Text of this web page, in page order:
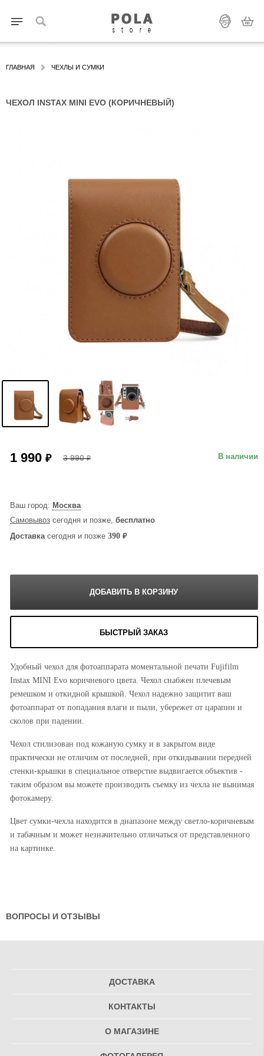
ГЛАВНАЯ ЧЕХЛЫ И СУМКИ
ЧЕХОЛ INSTAX MINI EVO (КОРИЧНЕВЫЙ)
В наличии
1 990 ₽ 3 990₽
Ваш город: Москва
Самовывозсегодня и позже, бесплатно
Доставкасегодня и позже 390 ₽
БЫСТРЫЙ ЗАКАЗ
Удобный чехол для фотоаппарата моментальной печати Fujifilm
Instax MINI Evo коричневого цвета. Чехол снабжен плечевым
ремешком и откидной крышкой. Чехол надежно защитит ваш
фотоаппарат от попадания влаги и пыли, убережет от царапин и
сколов при падении.
Чехол стилизован под кожаную сумку и в закрытом виде
практически не отличим от последней, при откидывании передней
стенки-крышки в специальное отверстие выдвигается объектив -
таким образом вы можете производить съемку из чехла не вынимая
фотокамеру.
Цвет сумки-чехла находится в диапазоне между светло-коричневым
и табачным и может незначительно отличаться от представленного
на картинке.
ВОПРОСЫ И ОТЗЫВЫ
ДОСТАВКА
КОНТАКТЫ
О МАГАЗИНЕ